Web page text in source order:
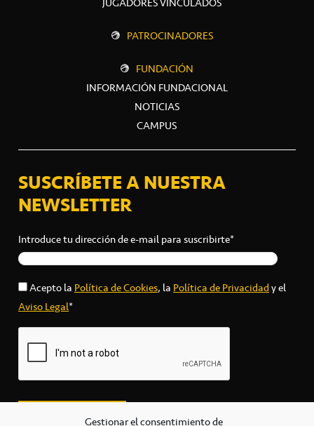
Gestionar el consentimiento de
PATROCINADORES
FUNDACIÓN
INFORMACIÓN FUNDACIONAL
NOTICIAS
CAMPUS
SUSCRÍBETE A NUESTRA
NEWSLETTER
Introduce tu dirección de e-mail para suscribirte*
Acepto laPolítica de Cookies, laPolítica de Privacidady el
Aviso Legal*